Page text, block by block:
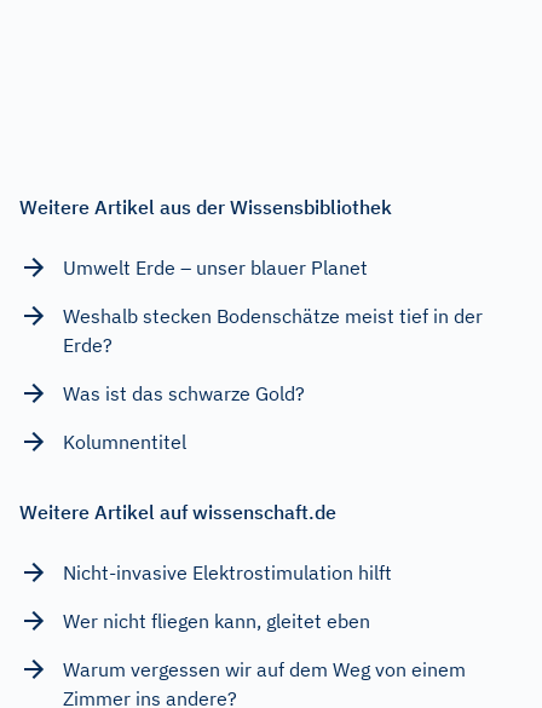
Weitere Artikel aus der Wissensbibliothek
Umwelt Erde – unser blauer Planet
Weshalb stecken Bodenschätze meist tief in der
Erde?
Was ist das schwarze Gold?
Kolumnentitel
Weitere Artikel auf wissenschaft.de
Nicht-invasive Elektrostimulation hilft
Wer nicht fliegen kann, gleitet eben
Warum vergessen wir auf dem Weg von einem
Zimmer ins andere?